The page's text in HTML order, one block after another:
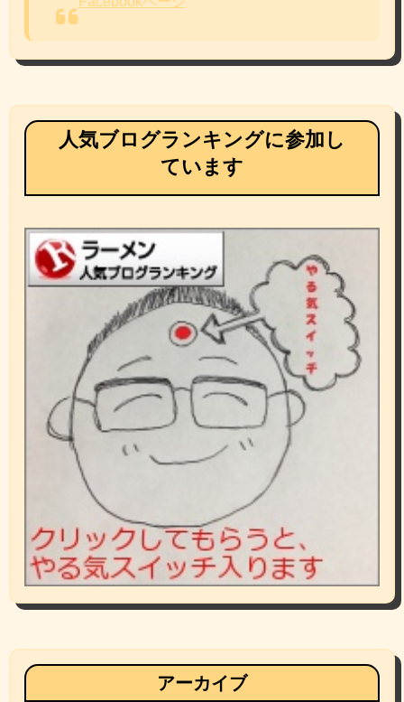
人気ブログランキングに参加し
ています
アーカイブ